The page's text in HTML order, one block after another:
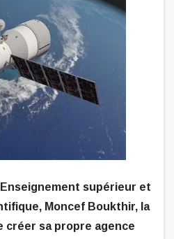
supérieur et
Moncef Boukthir, la
créer sa propre agence